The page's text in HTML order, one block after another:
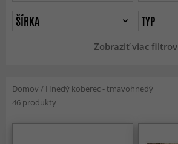
Zobraziť viac filtrov
ŠÍRKA
TYP
Domov / Hnedý koberec - tmavohnedý
46 produkty